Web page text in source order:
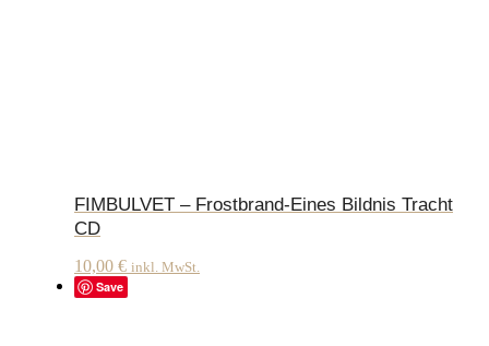
FIMBULVET – Frostbrand-Eines Bildnis Tracht
CD
10,00 € inkl. MwSt.
Save